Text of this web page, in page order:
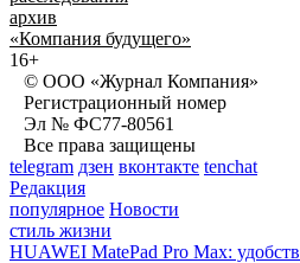
архив
«Компания будущего»
16+
© ООО «Журнал Компания»
Регистрационный номер
Эл № ФС77-80561
Все права защищены
telegram дзен вконтакте tenchat
Редакция
популярное Новости
стиль жизни
HUAWEI MatePad Pro Max: